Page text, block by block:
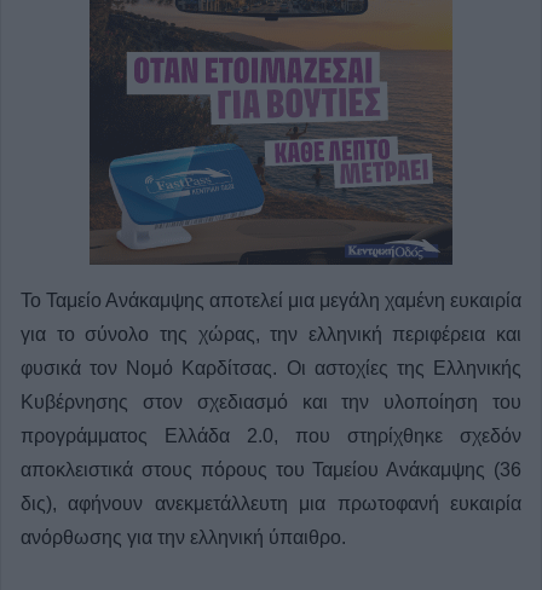
Το Ταμείο Ανάκαμψης αποτελεί μια μεγάλη χαμένη ευκαιρία
για το σύνολο της χώρας, την ελληνική περιφέρεια και
φυσικά τον Νομό Καρδίτσας. Οι αστοχίες της Ελληνικής
Κυβέρνησης στον σχεδιασμό και την υλοποίηση του
προγράμματος Ελλάδα 2.0, που στηρίχθηκε σχεδόν
αποκλειστικά στους πόρους του Ταμείου Ανάκαμψης (36
δις), αφήνουν ανεκμετάλλευτη μια πρωτοφανή ευκαιρία
ανόρθωσης για την ελληνική ύπαιθρο.